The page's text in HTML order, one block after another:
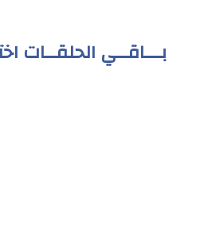
بـــاقــي الحلقــات